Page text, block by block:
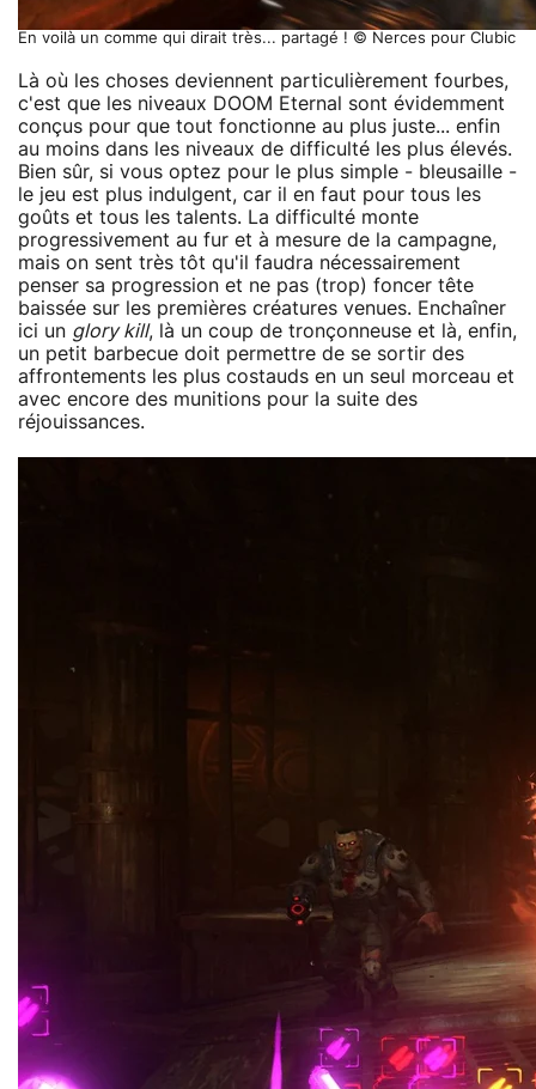
En voilà un comme qui dirait très... partagé ! © Nerces pour Clubic
Là où les choses deviennent particulièrement fourbes,
c'est que les niveaux DOOM Eternal sont évidemment
conçus pour que tout fonctionne au plus juste... enfin
au moins dans les niveaux de difficulté les plus élevés.
Bien sûr, si vous optez pour le plus simple - bleusaille -
le jeu est plus indulgent, car il en faut pour tous les
goûts et tous les talents. La difficulté monte
progressivement au fur et à mesure de la campagne,
mais on sent très tôt qu'il faudra nécessairement
penser sa progression et ne pas (trop) foncer tête
baissée sur les premières créatures venues. Enchaîner
ici un glory kill, là un coup de tronçonneuse et là, enfin,
un petit barbecue doit permettre de se sortir des
affrontements les plus costauds en un seul morceau et
avec encore des munitions pour la suite des
réjouissances.